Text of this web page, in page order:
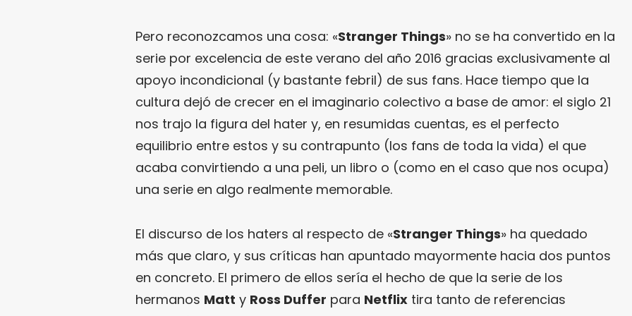
Pero reconozcamos una cosa: «Stranger Things» no se ha convertido en la
serie por excelencia de este verano del año 2016 gracias exclusivamente al
apoyo incondicional (y bastante febril) de sus fans. Hace tiempo que la
cultura dejó de crecer en el imaginario colectivo a base de amor: el siglo 21
nos trajo la figura del hater y, en resumidas cuentas, es el perfecto
equilibrio entre estos y su contrapunto (los fans de toda la vida) el que
acaba convirtiendo a una peli, un libro o (como en el caso que nos ocupa)
una serie en algo realmente memorable.
El discurso de los haters al respecto de «Stranger Things» ha quedado
más que claro, y sus críticas han apuntado mayormente hacia dos puntos
en concreto. El primero de ellos sería el hecho de que la serie de los
hermanos Matt y Ross Duffer para Netflix tira tanto de referencias